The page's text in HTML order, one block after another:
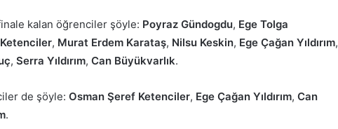
kalan öğrenciler şöyle: Poyraz Gündogdu, Ege Tolga
, Murat Erdem Karataş, Nilsu Keskin, Ege Çağan Yıldırım,
, Serra Yıldırım, Can Büyükvarlık.
de şöyle: Osman Şeref Ketenciler, Ege Çağan Yıldırım, Can
.